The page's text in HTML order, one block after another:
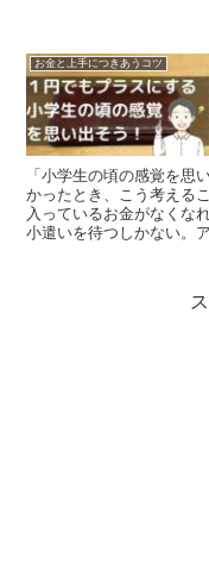
お金と上手につきあうコツ
「小学生の頃の感覚を思
かったとき、こう考える
入っているお金がなくな
小遣いを待つしかない。ア